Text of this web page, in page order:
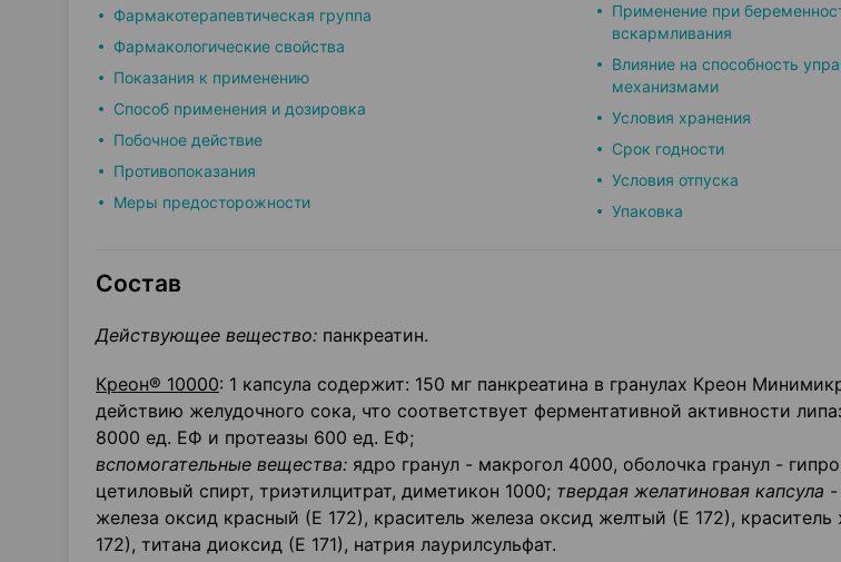
Фармакотерапевтическая группа
Фармакологические свойства
Показания к применению
Способ применения и дозировка
Побочное действие
Противопоказания
Меры предосторожности
Применение при
вскармливания
Влияние на способность
механизмами
Условия хранения
Срок годности
Условия отпуска
Упаковка
Состав
Действующее вещество: панкреатин.
Креон® 10000: 1 капсула содержит: 150 мг панкреатина в гранулах Креон
действию желудочного сока, что соответствует ферментативной активности
8000 ед. ЕФ и протеазы 600 ед. ЕФ;
вспомогательные вещества: ядро гранул - макрогол 4000, оболочка гранул -
цетиловый спирт, триэтилцитрат, диметикон 1000; твердая желатиновая капсула -
железа оксид красный (Е 172), краситель железа оксид желтый (Е 172),
172), титана диоксид (Е 171), натрия лаурилсульфат.